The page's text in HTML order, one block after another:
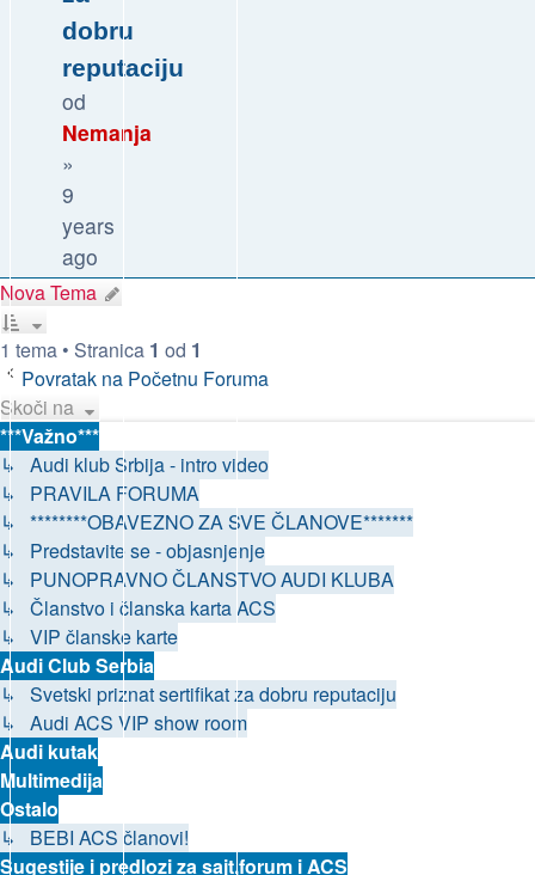
dobru
reputaciju
od
Nemanja
»
9
years
ago
Nova Tema
1 tema • Stranica 1 od 1
Povratak na Početnu Foruma
Skoči na
***Važno***
↳ Audi klub Srbija - intro video
↳ PRAVILA FORUMA
↳ ********OBAVEZNO ZA SVE ČLANOVE*******
↳ Predstavite se - objasnjenje
↳ PUNOPRAVNO ČLANSTVO AUDI KLUBA
↳ Članstvo i članska karta ACS
↳ VIP članske karte
Audi Club Serbia
↳ Svetski priznat sertifikat za dobru reputaciju
↳ Audi ACS VIP show room
Audi kutak
Multimedija
Ostalo
↳ BEBI ACS članovi!
Sugestije i predlozi za sajt,forum i ACS